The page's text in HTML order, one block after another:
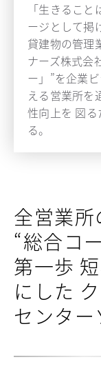
「生きるこ
ージとして掲
貸建物の管理
ナーズ株式会
ー」”を企業
える営業所を
性向上を 図
る。
全営業所
“総合コ
第一歩
にした
センタ